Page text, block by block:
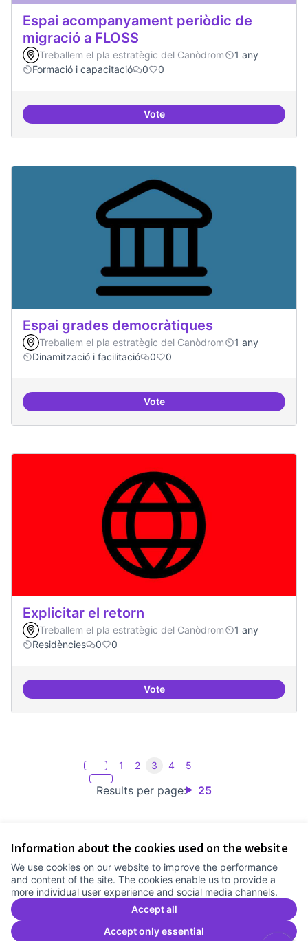
Information about the cookies used on the website
We use cookies on our website to improve the performance
and content of the site. The cookies enable us to provide a
more individual user experience and social media channels.
Accept all
Accept only essential
Espai acompanyament periòdic de
migració a FLOSS
Treballem el pla estratègic del Canòdrom
1 any
Formació i capacitació
0 0
VoteEspai acompanyament periòdic
Espai grades democràtiques
Treballem el pla estratègic del Canòdrom
1 any
Dinamització i facilitació
0 0
VoteEspai grades democràtiques
Explicitar el retorn
Treballem el pla estratègic del Canòdrom
1 any
Residències
0 0
VoteExplicitar el retorn
Results per page: 25
1 2 3 4 5
Cookie settings
Comunitat Canòdrom at Facebook
(External link)
Comunitat Canòdrom at Instagram
(External link)
Comunitat Canòdrom at YouTube
(External link)
English
Triar la llenguaElegir el idiomaChoose language